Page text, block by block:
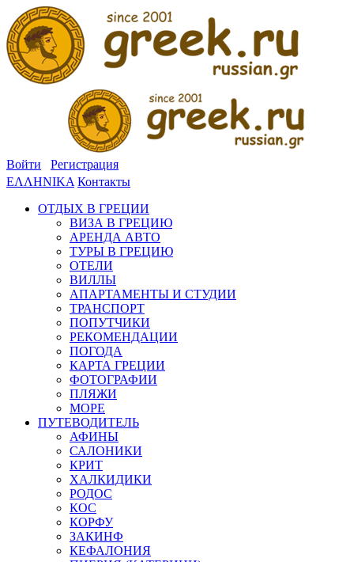
Войти
Регистрация
ΕΛΛΗΝΙΚΑ Контакты
ОТДЫХ В ГРЕЦИИ
ВИЗА В ГРЕЦИЮ
АРЕНДА АВТО
ТУРЫ В ГРЕЦИЮ
ОТЕЛИ
ВИЛЛЫ
АПАРТАМЕНТЫ И СТУДИИ
ТРАНСПОРТ
ПОПУТЧИКИ
РЕКОМЕНДАЦИИ
ПОГОДА
КАРТА ГРЕЦИИ
ФОТОГРАФИИ
ПЛЯЖИ
МОРЕ
ПУТЕВОДИТЕЛЬ
АФИНЫ
САЛОНИКИ
КРИТ
ХАЛКИДИКИ
РОДОС
КОС
КОРФУ
ЗАКИНФ
КЕФАЛОНИЯ